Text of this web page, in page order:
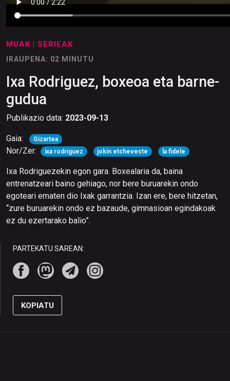
MUAK | SERIEAK
IRAUPENA: 02 MINUTU
Ixa Rodriguez, boxeoa eta barne-
gudua
Publikazio data: 2023-09-13
Gaia: Gizartea
Nor/Zer: ixa rodriguez jokin etcheveste la fidele
Ixa Rodriguezekin egon gara. Boxealaria da, baina
entrenatzeari baino gehiago, nor bere buruarekin ondo
egoteari ematen dio Ixak garrantzia. Izan ere, bere hitzetan,
“zure buruarekin ondo ez bazaude, gimnasioan egindakoak
ez du ezertarako balio”.
PARTEKATU SAREAN:
KOPIATU